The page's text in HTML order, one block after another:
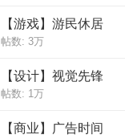
【游戏】游民休居
帖数: 3万
【设计】视觉先锋
帖数: 1万
【商业】广告时间